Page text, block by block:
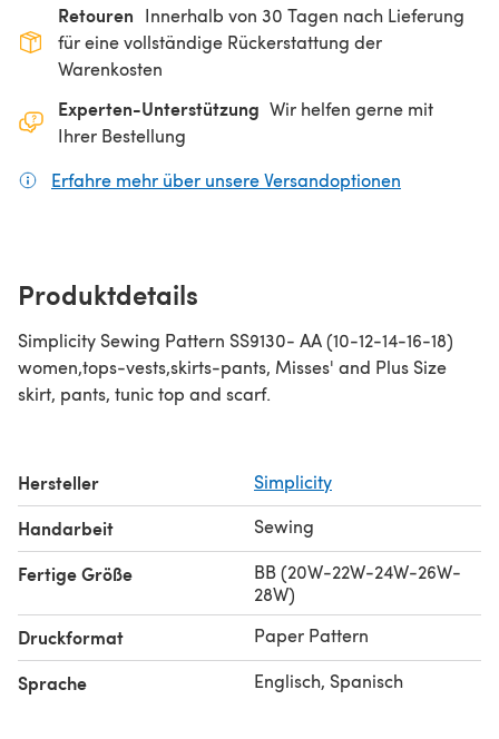
Retouren Innerhalb von 30 Tagen nach Lieferung
für eine vollständige Rückerstattung der
Warenkosten
Experten-Unterstützung Wir helfen gerne mit
Ihrer Bestellung
Erfahre mehr über unsere Versandoptionen
Produktdetails
Simplicity Sewing Pattern SS9130- AA (10-12-14-16-18)
women,tops-vests,skirts-pants, Misses' and Plus Size
skirt, pants, tunic top and scarf.
Hersteller Simplicity
Handarbeit Sewing
Fertige Größe
BB (20W-22W-24W-26W-
28W)
Druckformat Paper Pattern
Sprache Englisch, Spanisch